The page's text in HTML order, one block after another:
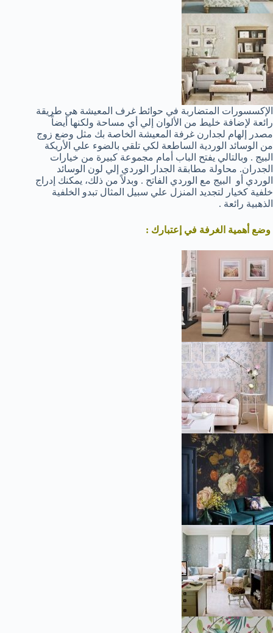
الإكسسورات المتضاربة في حوائط غرف المعيشة هي طريقة
رائعة لإضافة خليط من الألوان إلي أي مساحة ولكنها أيضاً
مصدر إلهام لجدارن غرفة المعيشة الخاصة بك مثل وضع زوج
من الوسائد الوردية الساطعة لكي تلقي بالضوء علي الأريكة
البيج . وبالتالي يفتح الباب أمام مجموعة كبيرة من خيارات
الجدران. محاولة مطابقة الجدار الوردي إلي لون الوسائد
الوردي أو البيج مع الوردي الفاتح . وبدلاً من ذلك، يمكنك إدراج
خلفية كخيار لتجديد المنزل علي سبيل المثال تبدو الخلفية
الذهبية رائعة .
وضع أهمية الغرفة في إعتبارك :